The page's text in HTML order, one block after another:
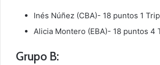
Inés Núñez (CBA)- 18 puntos 1
Alicia Montero (EBA)- 18 puntos 4
Grupo B: